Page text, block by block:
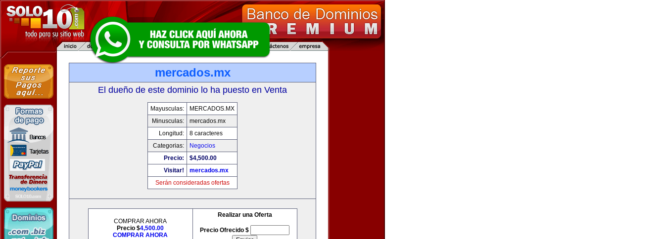
mercados.mx
El dueño de este dominio lo ha puesto en Venta
Mayusculas:
MERCADOS.MX
Minusculas:
mercados.mx
Longitud:
8 caracteres
Categorias:
Negocios
Precio:
$4,500.00
Visitar!
mercados.mx
Serán consideradas ofertas
COMPRAR AHORA
Precio $4,500.00
COMPRAR AHORA
Realizar una Oferta
Precio Ofrecido $